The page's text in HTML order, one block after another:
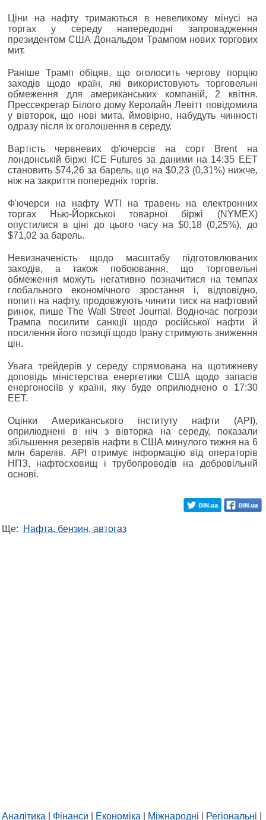
Ціни на нафту тримаються в невеликому мінусі на
торгах у середу напередодні запровадження
президентом США Дональдом Трампом нових торгових
мит.
Раніше Трамп обіцяв, що оголосить чергову порцію
заходів щодо країн, які використовують торговельні
обмеження для американських компаній, 2 квітня.
Прессекретар Білого дому Керолайн Левітт повідомила
у вівторок, що нові мита, ймовірно, набудуть чинності
одразу після їх оголошення в середу.
Вартість червневих ф'ючерсів на сорт Brent на
лондонській біржі ICE Futures за даними на 14:35 EET
становить $74,26 за барель, що на $0,23 (0,31%) нижче,
ніж на закриття попередніх торгів.
Ф'ючерси на нафту WTI на травень на електронних
торгах Нью-Йоркської товарної біржі (NYMEX)
опустилися в ціні до цього часу на $0,18 (0,25%), до
$71,02 за барель.
Невизначеність щодо масштабу підготовлюваних
заходів, а також побоювання, що торговельні
обмеження можуть негативно позначитися на темпах
глобального економічного зростання і, відповідно,
попиті на нафту, продовжують чинити тиск на нафтовий
ринок, пише The Wall Street Journal. Водночас погрози
Трампа посилити санкції щодо російської нафти й
посилення його позиції щодо Ірану стримують зниження
цін.
Увага трейдерів у середу спрямована на щотижневу
доповідь міністерства енергетики США щодо запасів
енергоносіїв у країні, яку буде оприлюднено о 17:30
EET.
Оцінки Американського інституту нафти (API),
оприлюднені в ніч з вівторка на середу, показали
збільшення резервів нафти в США минулого тижня на 6
млн барелів. API отримує інформацію від операторів
НПЗ, нафтосховищ і трубопроводів на добровільній
основі.
Ще: Нафта, бензин, автогаз
Аналітика Фінанси Економіка Міжнародні Регіональні